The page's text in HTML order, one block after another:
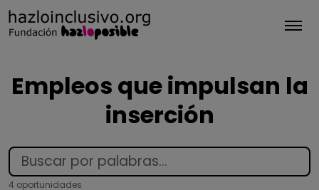
Empleos que impulsan la
inserción
4 oportunidades